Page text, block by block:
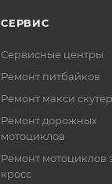
СЕРВИС
Сервисные центры
Ремонт питбайков
Ремонт макси
Ремонт дорожных
мотоциклов
Ремонт мотоциклов
кросс